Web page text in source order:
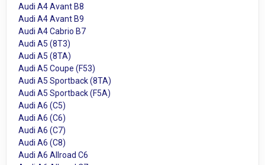
Audi A4 Avant B8
Audi A4 Avant B9
Audi A4 Cabrio B7
Audi A5 (8T3)
Audi A5 (8TA)
Audi A5 Coupe (F53)
Audi A5 Sportback (8TA)
Audi A5 Sportback (F5A)
Audi A6 (C5)
Audi A6 (C6)
Audi A6 (C7)
Audi A6 (C8)
Audi A6 Allroad C6